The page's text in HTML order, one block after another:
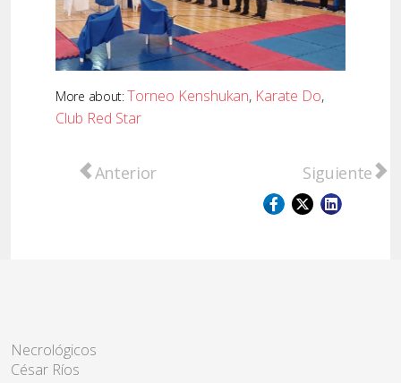
More about:Torneo Kenshukan, Karate Do,
Club Red Star
Artículo anterior: Valentina Nipoti:
Anterior Artículo
Siguiente
Necrológicos
César Ríos